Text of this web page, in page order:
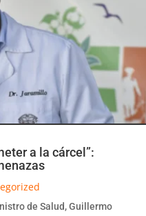
a la cárcel”:
de Salud, Guillermo